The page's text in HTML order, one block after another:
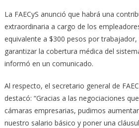
La FAECyS anunció que habrá una
extraordinaria a cargo de los
equivalente a $300 pesos por trabajador,
garantizar la cobertura médica del
informó en un comunicado.
Al respecto, el secretario general de
destacó: “Gracias a las negociaciones
cámaras empresarias, pudimos
nuestro salario básico y poner una